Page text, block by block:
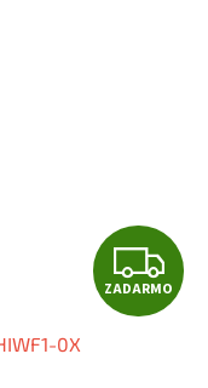
Z
A
ZADARMO
0X